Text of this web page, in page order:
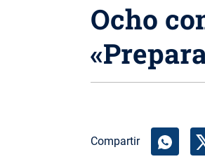
Ocho
Compartir